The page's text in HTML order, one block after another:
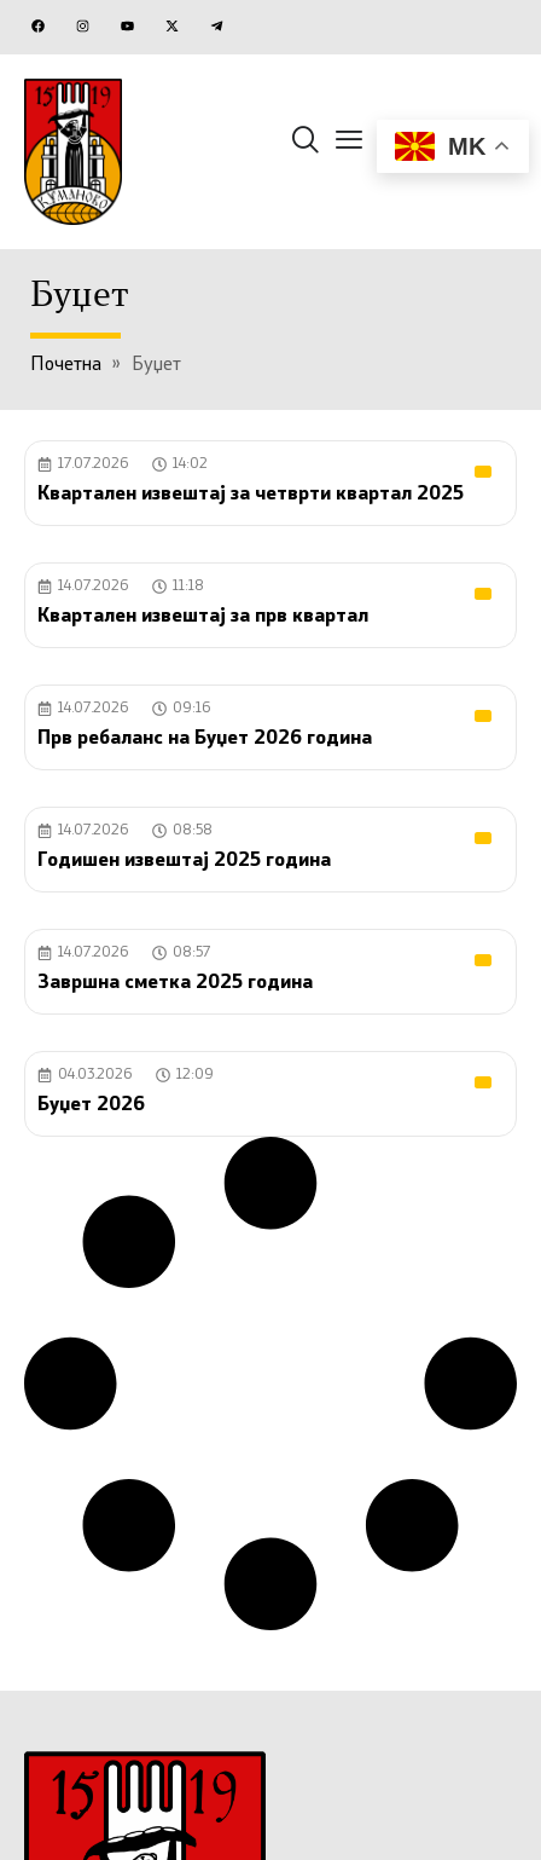
MK
Буџет
Почетна » Буџет
17.07.2026 14:02
Квартален извештај за четврти квартал 2025
14.07.2026 11:18
Квартален извештај за прв квартал
14.07.2026 09:16
Прв ребаланс на Буџет 2026 година
14.07.2026 08:58
Годишен извештај 2025 година
14.07.2026 08:57
Завршна сметка 2025 година
04.03.2026 12:09
Буџет 2026